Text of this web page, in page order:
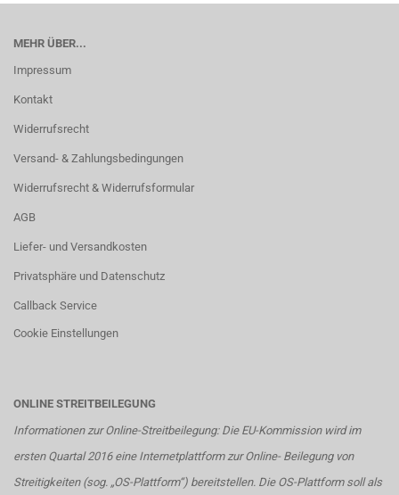
MEHR ÜBER...
Impressum
Kontakt
Widerrufsrecht
Versand- & Zahlungsbedingungen
Widerrufsrecht & Widerrufsformular
AGB
Liefer- und Versandkosten
Privatsphäre und Datenschutz
Callback Service
Cookie Einstellungen
ONLINE STREITBEILEGUNG
Informationen zur Online-Streitbeilegung: Die EU-Kommission wird im
ersten Quartal 2016 eine Internetplattform zur Online- Beilegung von
Streitigkeiten (sog. „OS-Plattform“) bereitstellen. Die OS-Plattform soll als